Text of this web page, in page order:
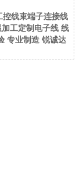
控线束端子连接线
工定制电子线 线
专业制造 锐诚达